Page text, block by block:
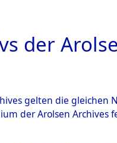
ÜBERSICHT BILD
der
gelten die
der Arolsen